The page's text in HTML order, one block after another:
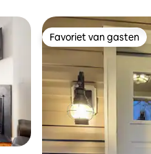
Favoriet van gasten
Favoriet van gasten